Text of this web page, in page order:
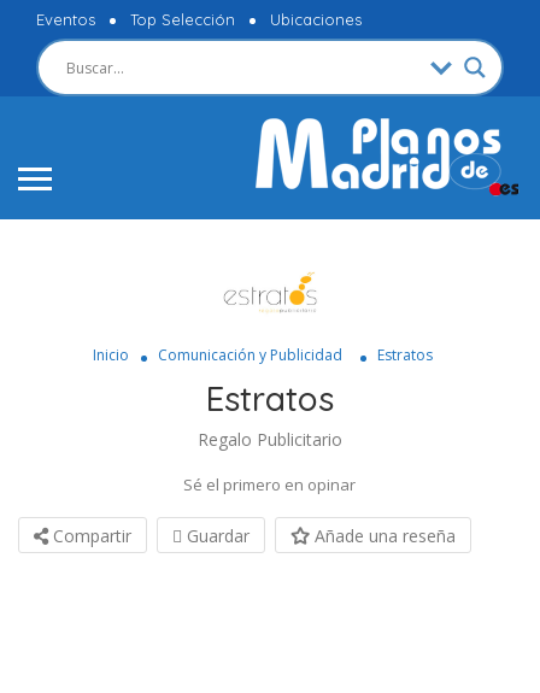
Eventos Top Selección Ubicaciones
Inicio Comunicación y Publicidad Estratos
Estratos
Regalo Publicitario
Sé el primero en opinar
Compartir Guardar Añade una reseña